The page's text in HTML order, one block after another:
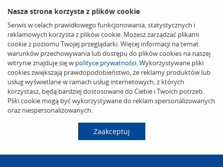
Nasza strona korzysta z plików cookie
Serwis w celach prawidłowego funkcjonowania, statystycznych i
reklamowych korzysta z plików cookie. Możesz zarządzać plikami
cookie z poziomu Twojej przeglądarki. Więcej informacji na temat
warunków przechowywania lub dostępu do plików cookies na naszej
witrynie znajduje się w polityce prywatności. Wykorzystywane pliki
cookies zwiększają prawdopodobieństwo, że reklamy produktów lub
usług wyświetlane w ramach usług internetowych, z których
korzystasz, będą bardziej dostosowane do Ciebie i Twoich potrzeb.
Pliki cookie mogą być wykorzystywane do reklam spersonalizowanych
oraz niespersonalizowanych.
Zaakceptuj